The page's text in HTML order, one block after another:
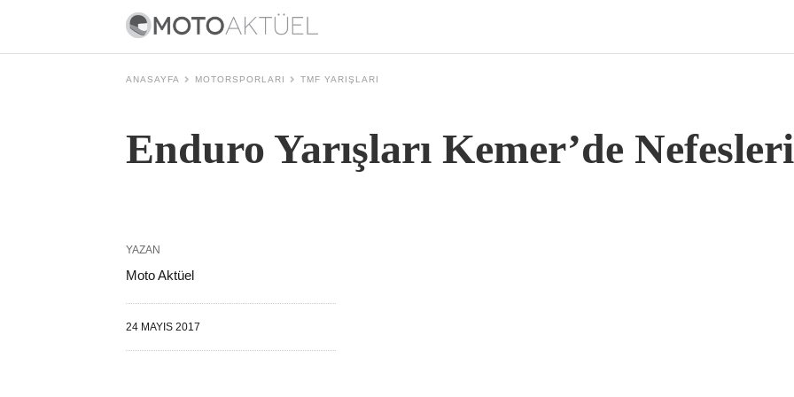
ANASAYFA MOTORSPORLARI TMF YARIŞLARI
Enduro Yarışları Kemer’de
YAZAN
Moto Aktüel
24 MAYIS 2017